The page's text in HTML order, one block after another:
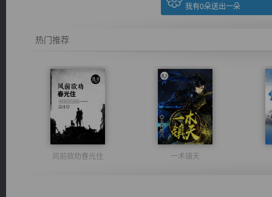
我有0朵送出一朵
热门推荐
风前欲劝春光住 一术镇天